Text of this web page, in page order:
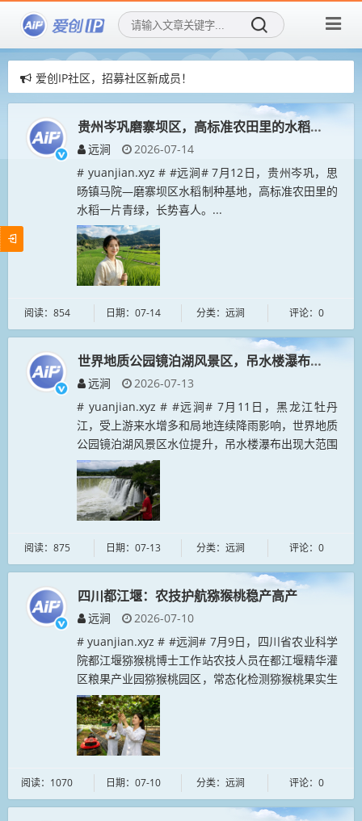
爱创IP社区，招募社区新成员！
赞助AIGIP社区公告
贵州岑巩磨寨坝区，高标准农田里的水稻一片青绿
远涧
2026-07-14
# yuanjian.xyz # #远涧# 7月12日，贵州岑巩，思
旸镇马院—磨寨坝区水稻制种基地，高标准农田里的
水稻一片青绿，长势喜人。...
阅读：854 日期：07-14 分类：远涧 评论：0
世界地质公园镜泊湖风景区，吊水楼瀑布溢流景观
远涧
2026-07-13
# yuanjian.xyz # #远涧# 7月11日，黑龙江牡丹
江，受上游来水增多和局地连续降雨影响，世界地质
公园镜泊湖风景区水位提升，吊水楼瀑布出现大范围
溢流景观。...
阅读：875 日期：07-13 分类：远涧 评论：0
四川都江堰：农技护航猕猴桃稳产高产
远涧
2026-07-10
# yuanjian.xyz # #远涧# 7月9日，四川省农业科学
院都江堰猕猴桃博士工作站农技人员在都江堰精华灌
区粮果产业园猕猴桃园区，常态化检测猕猴桃果实生
长状态。...
阅读：1070 日期：07-10 分类：远涧 评论：0